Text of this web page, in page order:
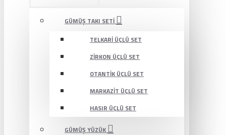
GÜMÜŞ TAKI SETI
TELKARI ÜÇLÜ SET
ZIRKON ÜÇLÜ SET
OTANTIK ÜÇLÜ SET
MARKAZIT ÜÇLÜ SET
HASIR ÜÇLÜ SET
GÜMÜŞ YÜZÜK